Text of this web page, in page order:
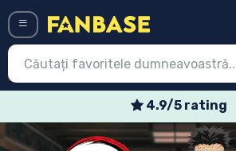
4.9/5 rating
Conectați-vă